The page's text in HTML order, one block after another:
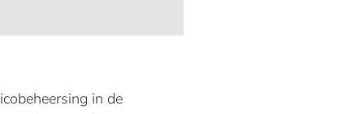
in de